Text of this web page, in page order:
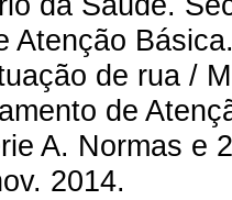
Atenção
de rua /
de
A. Normas e
2014.